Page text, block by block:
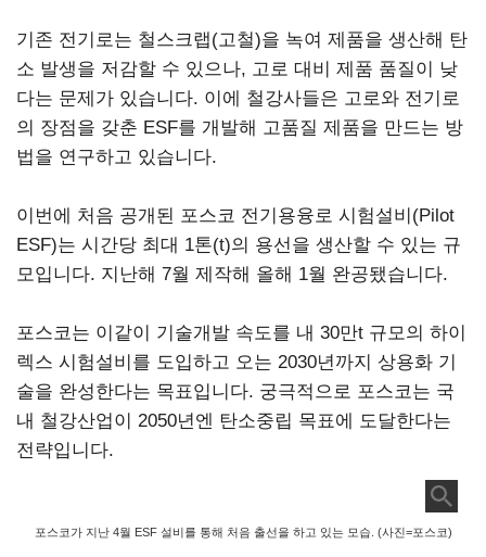
기존 전기로는 철스크랩(고철)을 녹여 제품을 생산해 탄
소 발생을 저감할 수 있으나, 고로 대비 제품 품질이 낮
다는 문제가 있습니다. 이에 철강사들은 고로와 전기로
의 장점을 갖춘 ESF를 개발해 고품질 제품을 만드는 방
법을 연구하고 있습니다.
이번에 처음 공개된 포스코 전기용융로 시험설비(Pilot
ESF)는 시간당 최대 1톤(t)의 용선을 생산할 수 있는 규
모입니다. 지난해 7월 제작해 올해 1월 완공됐습니다.
포스코는 이같이 기술개발 속도를 내 30만t 규모의 하이
렉스 시험설비를 도입하고 오는 2030년까지 상용화 기
술을 완성한다는 목표입니다. 궁극적으로 포스코는 국
내 철강산업이 2050년엔 탄소중립 목표에 도달한다는
전략입니다.
포스코가 지난 4월 ESF 설비를 통해 처음 출선을 하고 있는 모습. (사진=포스코)